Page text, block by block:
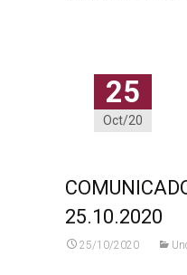
25
Oct/20
25.10.2020
25/10/2020